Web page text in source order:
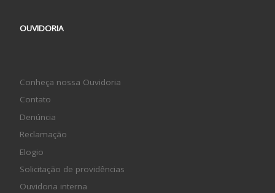
OUVIDORIA
Conheça nossa Ouvidoria
Contato
Denúncia
Reclamação
Elogio
Solicitação de providências
Ouvidoria interna